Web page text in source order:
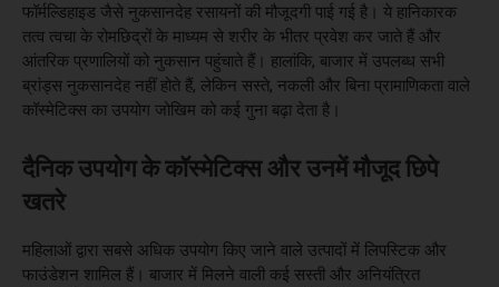
फॉर्मल्डिहाइड जैसे नुकसानदेह रसायनों की मौजूदगी पाई गई है। ये हानिकारक
तत्व त्वचा के रोमछिद्रों के माध्यम से शरीर के भीतर प्रवेश कर जाते हैं और
आंतरिक प्रणालियों को नुकसान पहुंचाते हैं। हालांकि, बाजार में उपलब्ध सभी
ब्रांड्स नुकसानदेह नहीं होते हैं, लेकिन सस्ते, नकली और बिना प्रामाणिकता वाले
कॉस्मेटिक्स का उपयोग जोखिम को कई गुना बढ़ा देता है।
दैनिक उपयोग के कॉस्मेटिक्स और उनमें मौजूद छिपे
खतरे
महिलाओं द्वारा सबसे अधिक उपयोग किए जाने वाले उत्पादों में लिपस्टिक और
फाउंडेशन शामिल हैं। बाजार में मिलने वाली कई सस्ती और अनियंत्रित